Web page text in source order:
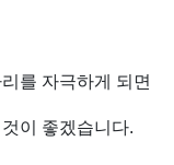
를 자극하게 되면
이 좋겠습니다.